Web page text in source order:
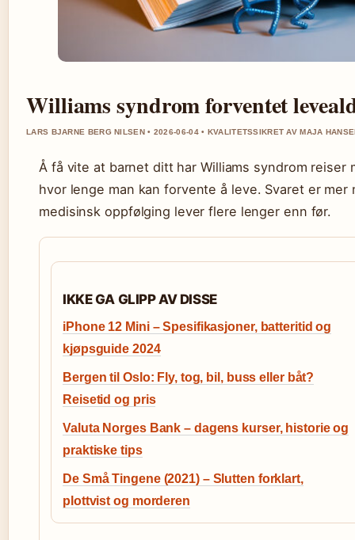
Williams syndrom forventet
LARS BJARNE BERG NILSEN • 2026-06-04 • KVALITETSSIKRET AV MAJA
Å få vite at barnet ditt har Williams syndrom
hvor lenge man kan forvente å leve. Svaret er
medisinsk oppfølging lever flere lenger enn før.
IKKE GA GLIPP AV DISSE
iPhone 12 Mini – Spesifikasjoner, batteritid og
kjøpsguide 2024
Bergen til Oslo: Fly, tog, bil, buss eller båt?
Reisetid og pris
Valuta Norges Bank – dagens kurser, historie og
praktiske tips
De Små Tingene (2021) – Slutten forklart,
plottvist og morderen